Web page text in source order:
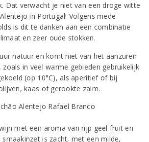
Dat verwacht je niet van een droge witte
in Portugal! Volgens mede-
is dit te danken aan een combinatie
en zeer oude stokken.
natuur en komt niet van het aanzuren
zoals in veel warme gebieden gebruikelijk
(op 10°C), als aperitief of bij
kaas of gerookte zalm.
met een aroma van rijp geel fruit en
is zacht, met een milde,